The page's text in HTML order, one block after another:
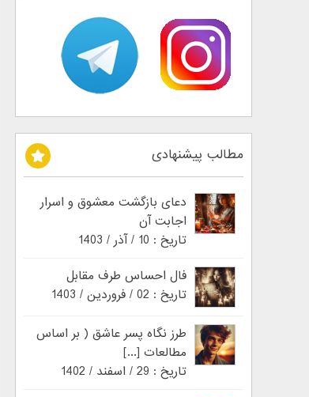
مطالب پیشنهادی
دعای بازگشت معشوق و اسرار
اجابت آن
تاریخ : 10 / آذر / 1403
فال احساس طرف مقابل
تاریخ : 02 / فروردین / 1403
طرز نگاه پسر عاشق ( بر اساس
مطالعات [...]
تاریخ : 29 / اسفند / 1402